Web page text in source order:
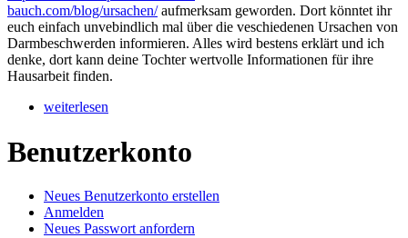
bauch.com/blog/ursachen/aufmerksam geworden. Dort könntet ihr
euch einfach unvebindlich mal über die veschiedenen Ursachen von
Darmbeschwerden informieren. Alles wird bestens erklärt und ich
denke, dort kann deine Tochter wertvolle Informationen für ihre
Hausarbeit finden.
weiterlesen
Benutzerkonto
Haupt-Reiter
Neues Benutzerkonto erstellen
Anmelden
Neues Passwort anfordern